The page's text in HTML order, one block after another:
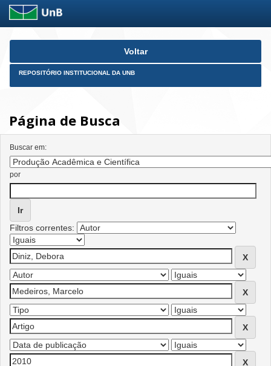
Skip
Voltar
REPOSITÓRIO INSTITUCIONAL DA UNB
Página de Busca
Buscar em:
por
Filtros correntes: